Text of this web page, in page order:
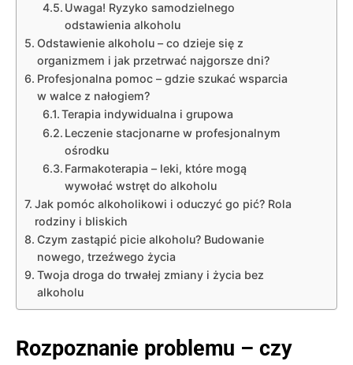
Uwaga! Ryzyko samodzielnego
odstawienia alkoholu
Odstawienie alkoholu – co dzieje się z
organizmem i jak przetrwać najgorsze dni?
Profesjonalna pomoc – gdzie szukać wsparcia
w walce z nałogiem?
Terapia indywidualna i grupowa
Leczenie stacjonarne w profesjonalnym
ośrodku
Farmakoterapia – leki, które mogą
wywołać wstręt do alkoholu
Jak pomóc alkoholikowi i oduczyć go pić? Rola
rodziny i bliskich
Czym zastąpić picie alkoholu? Budowanie
nowego, trzeźwego życia
Twoja droga do trwałej zmiany i życia bez
alkoholu
Rozpoznanie problemu – czy